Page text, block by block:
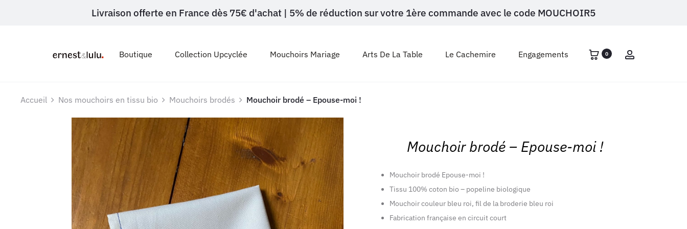
Livraison offerte en France dès 75€ d'achat | 5% de réduction sur votre 1ère commande avec le code MOUCHOIR5
Boutique Collection Upcyclée Mouchoirs Mariage Arts De La Table Le Cachemire Engagements 0
Accueil Nos mouchoirs en tissu bio Mouchoirs brodés Mouchoir brodé – Epouse-moi !
Mouchoir brodé – Epouse-moi !
Mouchoir brodé Epouse-moi !
Tissu 100% coton bio – popeline biologique
Mouchoir couleur bleu roi, fil de la broderie bleu roi
Fabrication française en circuit court